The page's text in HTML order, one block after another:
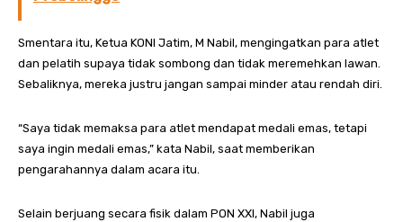
Smentara itu, Ketua KONI Jatim, M Nabil, mengingatkan para atlet
dan pelatih supaya tidak sombong dan tidak meremehkan lawan.
Sebaliknya, mereka justru jangan sampai minder atau rendah diri.
“Saya tidak memaksa para atlet mendapat medali emas, tetapi
saya ingin medali emas,” kata Nabil, saat memberikan
pengarahannya dalam acara itu.
Selain berjuang secara fisik dalam PON XXI, Nabil juga